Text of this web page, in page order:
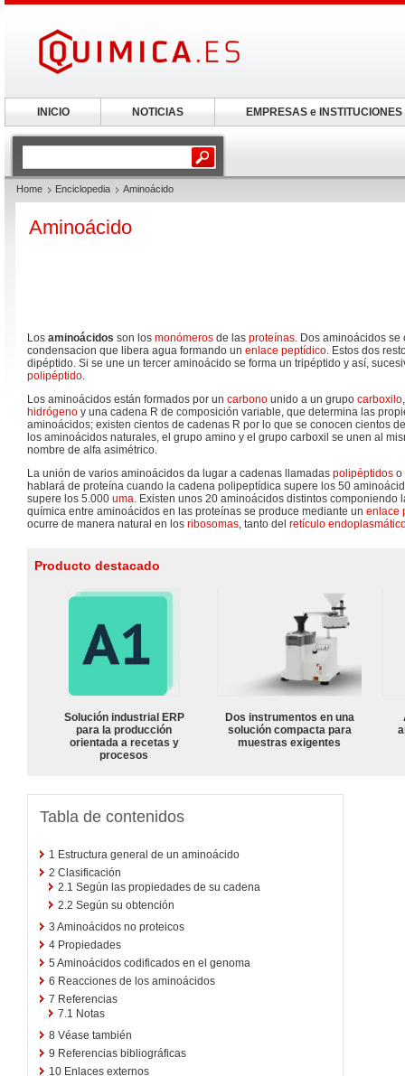
Home Enciclopedia Aminoácido
Aminoácido
Los aminoácidos son los monómeros de las proteínas. Dos aminoácidos
condensacion que libera agua formando un enlace peptídico. Estos dos
dipéptido. Si se une un tercer aminoácido se forma un tripéptido y así,
polipéptido.
Los aminoácidos están formados por un carbono unido a un grupo carboxilo
hidrógeno y una cadena R de composición variable, que determina las
aminoácidos; existen cientos de cadenas R por lo que se conocen cientos
los aminoácidos naturales, el grupo amino y el grupo carboxil se unen al
nombre de alfa asimétrico.
La unión de varios aminoácidos da lugar a cadenas llamadas polipéptidos o
hablará de proteína cuando la cadena polipeptídica supere los 50
supere los 5.000 uma. Existen unos 20 aminoácidos distintos componiendo
química entre aminoácidos en las proteínas se produce mediante un enlace
ocurre de manera natural en los ribosomas, tanto del retículo
Producto destacado
Solución industrial ERP
para la producción
orientada a recetas y
procesos
Dos instrumentos en una
solución compacta para
muestras exigentes
Tabla de contenidos
1 Estructura general de un aminoácido
2 Clasificación
2.1 Según las propiedades de su cadena
2.2 Según su obtención
3 Aminoácidos no proteicos
4 Propiedades
5 Aminoácidos codificados en el genoma
6 Reacciones de los aminoácidos
7 Referencias
7.1 Notas
8 Véase también
9 Referencias bibliográficas
10 Enlaces externos
INICIO NOTICIAS EMPRESAS e INSTITUCIONES